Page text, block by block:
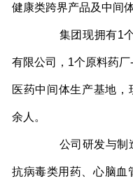
健康类跨界产品及中间
集团现拥有1
有限公司，1个原料药
医药中间体生产基地
余人。
公司研发与制
抗病毒类用药、心脑血